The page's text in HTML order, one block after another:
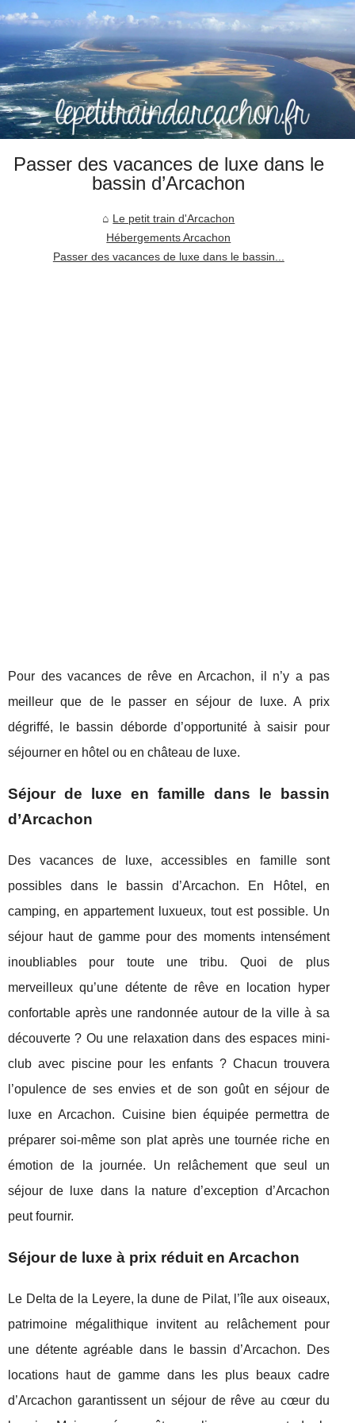
Passer des vacances de luxe dans le
bassin d’Arcachon
Le petit train d'Arcachon
Hébergements Arcachon
Passer des vacances de luxe dans le bassin...
Pour des vacances de rêve en Arcachon, il n’y a pas
meilleur que de le passer en séjour de luxe. A prix
dégriffé, le bassin déborde d’opportunité à saisir pour
séjourner en hôtel ou en château de luxe.
Séjour de luxe en famille dans le bassin
d’Arcachon
Des vacances de luxe, accessibles en famille sont
possibles dans le bassin d’Arcachon. En Hôtel, en
camping, en appartement luxueux, tout est possible. Un
séjour haut de gamme pour des moments intensément
inoubliables pour toute une tribu. Quoi de plus
merveilleux qu’une détente de rêve en location hyper
confortable après une randonnée autour de la ville à sa
découverte ? Ou une relaxation dans des espaces mini-
club avec piscine pour les enfants ? Chacun trouvera
l’opulence de ses envies et de son goût en séjour de
luxe en Arcachon. Cuisine bien équipée permettra de
préparer soi-même son plat après une tournée riche en
émotion de la journée. Un relâchement que seul un
séjour de luxe dans la nature d’exception d’Arcachon
peut fournir.
Séjour de luxe à prix réduit en Arcachon
Le Delta de la Leyere, la dune de Pilat, l’île aux oiseaux,
patrimoine mégalithique invitent au relâchement pour
une détente agréable dans le bassin d’Arcachon. Des
locations haut de gamme dans les plus beaux cadre
d’Arcachon garantissent un séjour de rêve au cœur du